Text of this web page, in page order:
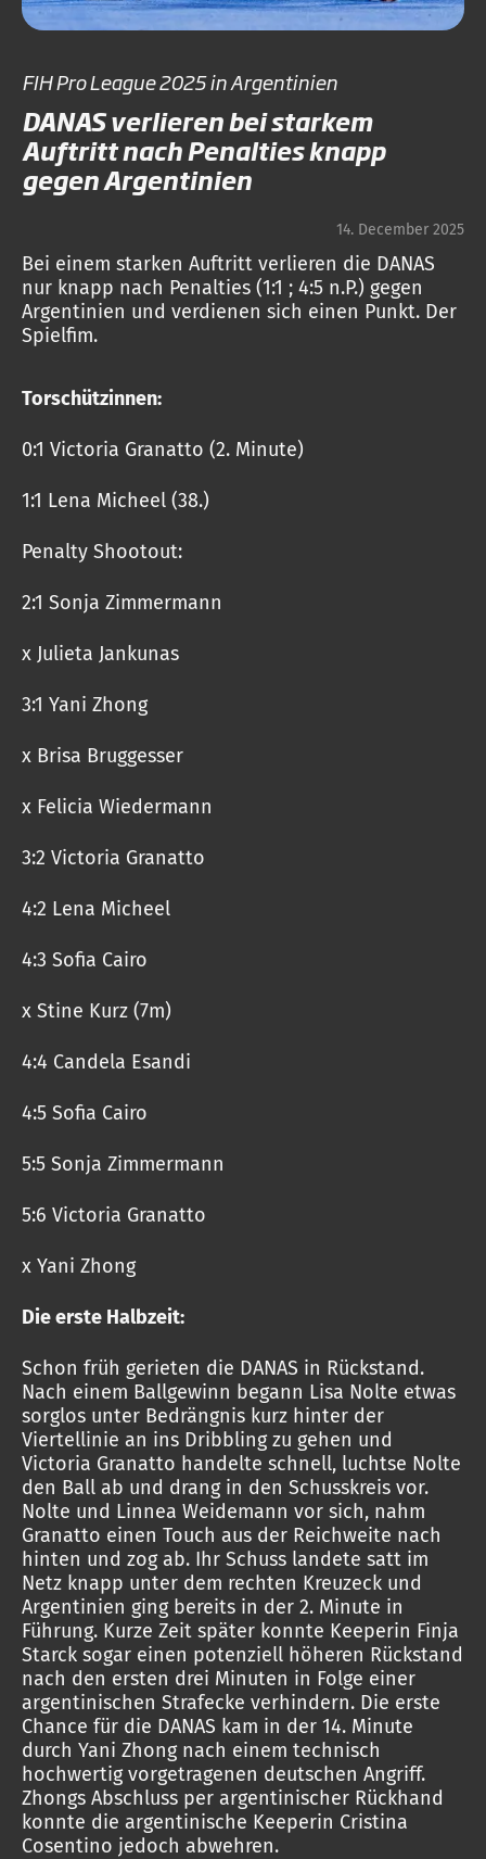
FIH Pro League 2025 in Argentinien
DANAS verlieren bei starkem
Auftritt nach Penalties knapp
gegen Argentinien
14. December 2025
Bei einem starken Auftritt verlieren die DANAS
nur knapp nach Penalties (1:1 ; 4:5 n.P.) gegen
Argentinien und verdienen sich einen Punkt. Der
Spielfim.
Torschützinnen:
0:1 Victoria Granatto (2. Minute)
1:1 Lena Micheel (38.)
Penalty Shootout:
2:1 Sonja Zimmermann
x Julieta Jankunas
3:1 Yani Zhong
x Brisa Bruggesser
x Felicia Wiedermann
3:2 Victoria Granatto
4:2 Lena Micheel
4:3 Sofia Cairo
x Stine Kurz (7m)
4:4 Candela Esandi
4:5 Sofia Cairo
5:5 Sonja Zimmermann
5:6 Victoria Granatto
x Yani Zhong
Die erste Halbzeit:
Schon früh gerieten die DANAS in Rückstand.
Nach einem Ballgewinn begann Lisa Nolte etwas
sorglos unter Bedrängnis kurz hinter der
Viertellinie an ins Dribbling zu gehen und
Victoria Granatto handelte schnell, luchtse Nolte
den Ball ab und drang in den Schusskreis vor.
Nolte und Linnea Weidemann vor sich, nahm
Granatto einen Touch aus der Reichweite nach
hinten und zog ab. Ihr Schuss landete satt im
Netz knapp unter dem rechten Kreuzeck und
Argentinien ging bereits in der 2. Minute in
Führung. Kurze Zeit später konnte Keeperin Finja
Starck sogar einen potenziell höheren Rückstand
nach den ersten drei Minuten in Folge einer
argentinischen Strafecke verhindern. Die erste
Chance für die DANAS kam in der 14. Minute
durch Yani Zhong nach einem technisch
hochwertig vorgetragenen deutschen Angriff.
Zhongs Abschluss per argentinischer Rückhand
konnte die argentinische Keeperin Cristina
Cosentino jedoch abwehren.